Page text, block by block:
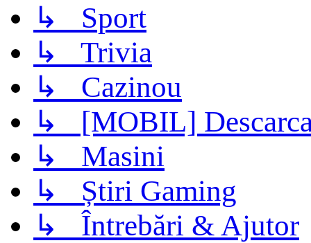
↳ Sport
↳ Trivia
↳ Cazinou
↳ [MOBIL]
↳ Masini
↳ Știri Gaming
↳ Întrebări & Ajutor